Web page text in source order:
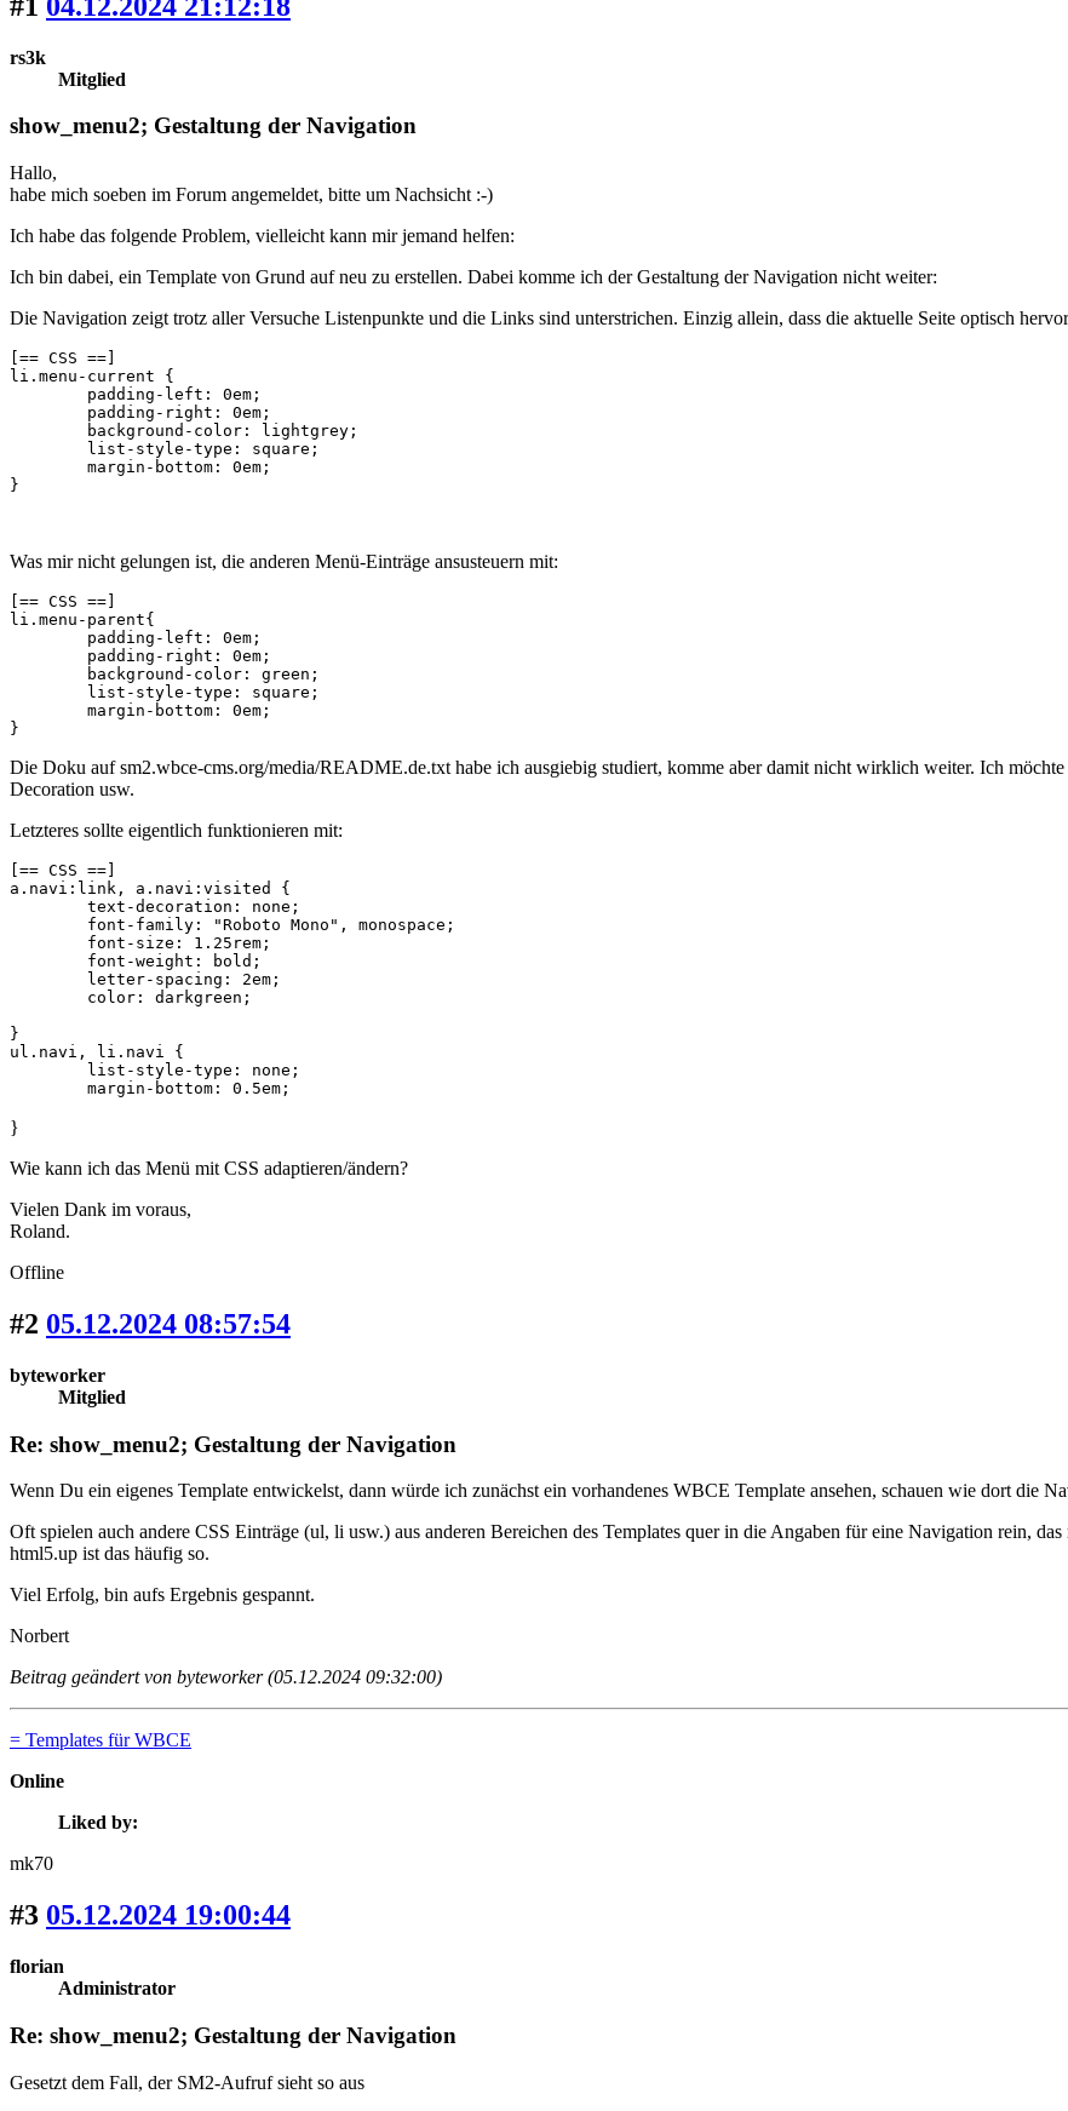
rs3k
Mitglied
show_menu2; Gestaltung der Navigation
Hallo,
habe mich soeben im Forum angemeldet, bitte um Nachsicht :-)
Ich habe das folgende Problem, vielleicht kann mir jemand helfen:
Ich bin dabei, ein Template von Grund auf neu zu erstellen. Dabei komme ich der Gestaltung der Navigation nicht weiter:
Die Navigation zeigt trotz aller Versuche Listenpunkte und die Links sind unterstrichen. Einzig allein, dass die aktuelle Seite optisch
[== CSS ==]
li.menu-current {
}
Was mir nicht gelungen ist, die anderen Menü-Einträge ansusteuern mit:
[== CSS ==]
li.menu-parent{
}
Die Doku auf sm2.wbce-cms.org/media/README.de.txt habe ich ausgiebig studiert, komme aber damit nicht wirklich weiter. Ich
Decoration usw.
Letzteres sollte eigentlich funktionieren mit:
[== CSS ==]
a.navi:link, a.navi:visited {
}
ul.navi, li.navi {
	margin-bottom: 0.5em;
}
Wie kann ich das Menü mit CSS adaptieren/ändern?
Vielen Dank im voraus,
Roland.
Offline
#2 05.12.2024 08:57:54
byteworker
Mitglied
Re: show_menu2; Gestaltung der Navigation
Wenn Du ein eigenes Template entwickelst, dann würde ich zunächst ein vorhandenes WBCE Template ansehen, schauen wie dort die
Oft spielen auch andere CSS Einträge (ul, li usw.) aus anderen Bereichen des Templates quer in die Angaben für eine Navigation rein,
html5.up ist das häufig so.
Viel Erfolg, bin aufs Ergebnis gespannt.
Norbert
Beitrag geändert von byteworker (05.12.2024 09:32:00)
= Templates für WBCE
Online
Liked by:
mk70
#3 05.12.2024 19:00:44
florian
Administrator
Re: show_menu2; Gestaltung der Navigation
Gesetzt dem Fall, der SM2-Aufruf sieht so aus